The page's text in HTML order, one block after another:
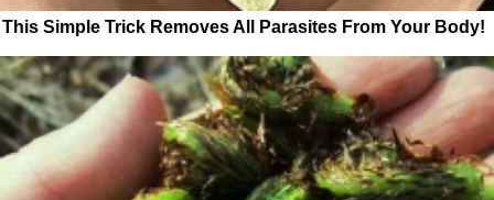
This Simple Trick Removes All Parasites From Your Body!